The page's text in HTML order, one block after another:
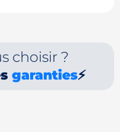
choisir ?
garanties⚡